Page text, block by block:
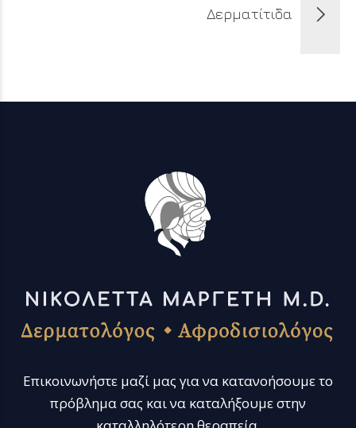
Δερματίτιδα
Επικοινωνήστε μαζί μας για να κατανοήσουμε το
πρόβλημα σας και να καταλήξουμε στην